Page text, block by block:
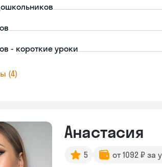
- короткие уроки
(4)
Анастасия
5 от 1092 ₽ за